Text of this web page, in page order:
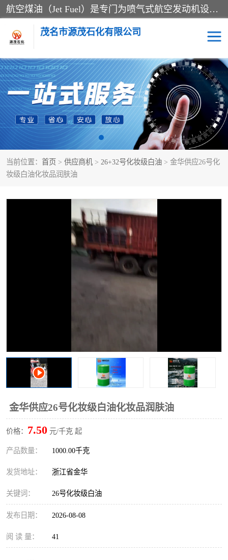
航空煤油（Jet Fuel）是专门为喷气式航空发动机设计的高纯度燃料，主要分为Jet A、Jet A-1和Jet B等类型。其特点是闪点高、低温流动性好，并添加了抗静电剂和抗氧化剂以确保飞行安全。航空煤油需
茂名市源茂石化有限公司
当前位置： 首页 > 供应商机 > 26+32号化妆级白油 > 金华供应26号化
妆级白油化妆品润肤油
金华供应26号化妆级白油化妆品润肤油
价格： 7.50 元/千克 起
产品数量： 1000.00千克
发货地址： 浙江省金华
关键词： 26号化妆级白油
发布日期： 2026-08-08
阅 读 量： 41
RP3航空煤油 D20+D30溶剂油
D40+D60溶剂油 D80+D100溶剂油
6号+120号溶剂油 260号溶剂油
异构烷烃 天然乳胶
26+32号化妆级白油 46+68号化妆级白油